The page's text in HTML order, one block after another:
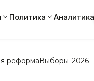
Политика Аналитика
реформаВыборы-2026